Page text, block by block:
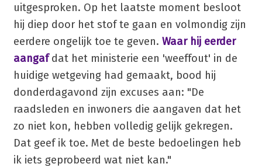
uitgesproken. Op het laatste moment besloot
hij diep door het stof te gaan en volmondig zijn
eerdere ongelijk toe te geven. Waar hij eerder
aangafdat het ministerie een 'weeffout' in de
huidige wetgeving had gemaakt, bood hij
donderdagavond zijn excuses aan: "De
raadsleden en inwoners die aangaven dat het
zo niet kon, hebben volledig gelijk gekregen.
Dat geef ik toe. Met de beste bedoelingen heb
ik iets geprobeerd wat niet kan."